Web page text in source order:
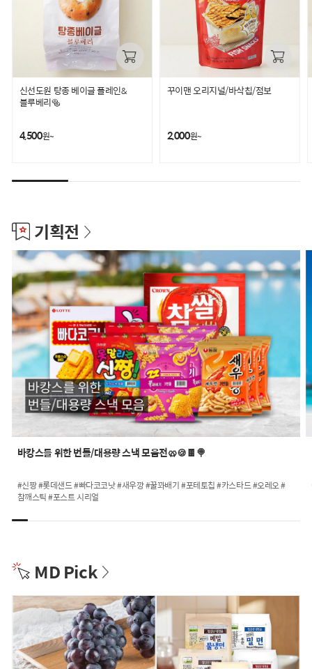
신선도원 탕종 베이글 플레인&
블루베리🥯
4,500원~
꾸이맨 오리지널/바삭칩/점보
2,000원~
기획전
바캉스를 위한 번들/대용량 스낵 모음전🥨🍪🍫🍭
#신짱 #롯데샌드 #빠다코코낫 #새우깡 #꿀꽈배기 #포테토칩 #카스타드 #오레오 #
참깨스틱 #포스트 시리얼
MD Pick